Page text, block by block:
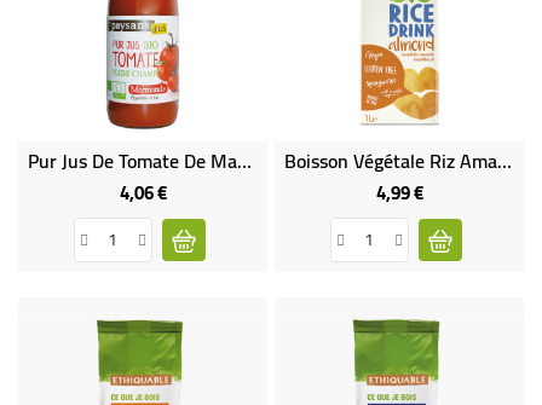
Pur Jus De Tomate De Marmande Bio & Équitable
4,06 €Prix
Boisson Végétale Riz Amande Bio & Sans Gluten
4,99 €Prix